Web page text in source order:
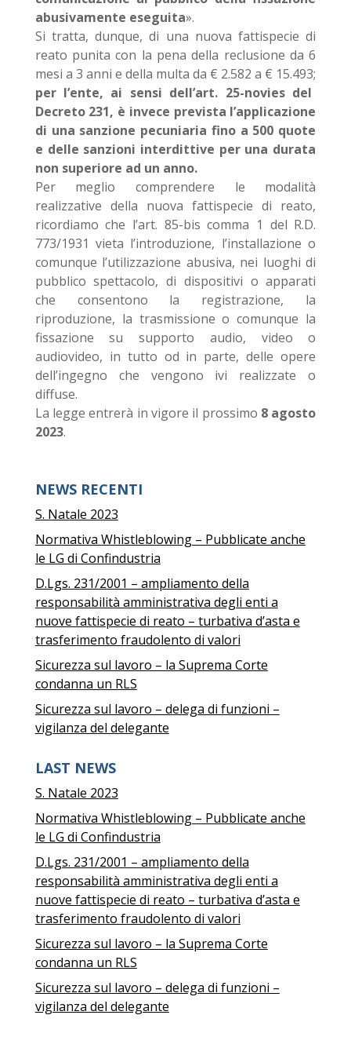
abusivamente eseguita».
Si tratta, dunque, di una nuova fattispecie di
reato punita con la pena della reclusione da 6
mesi a 3 anni e della multa da € 2.582 a € 15.493;
per l’ente, ai sensi dell’art. 25-novies del
Decreto 231, è invece prevista l’applicazione
di una sanzione pecuniaria fino a 500 quote
e delle sanzioni interdittive per una durata
non superiore ad un anno.
Per meglio comprendere le modalità
realizzative della nuova fattispecie di reato,
ricordiamo che l’art. 85-bis comma 1 del R.D.
773/1931 vieta l’introduzione, l’installazione o
comunque l’utilizzazione abusiva, nei luoghi di
pubblico spettacolo, di dispositivi o apparati
che consentono la registrazione, la
riproduzione, la trasmissione o comunque la
fissazione su supporto audio, video o
audiovideo, in tutto od in parte, delle opere
dell’ingegno che vengono ivi realizzate o
diffuse.
La legge entrerà in vigore il prossimo 8 agosto
2023.
NEWS RECENTI
S. Natale 2023
Normativa Whistleblowing – Pubblicate anche
le LG di Confindustria
D.Lgs. 231/2001 – ampliamento della
responsabilità amministrativa degli enti a
nuove fattispecie di reato – turbativa d’asta e
trasferimento fraudolento di valori
Sicurezza sul lavoro – la Suprema Corte
condanna un RLS
Sicurezza sul lavoro – delega di funzioni –
vigilanza del delegante
LAST NEWS
S. Natale 2023
Normativa Whistleblowing – Pubblicate anche
le LG di Confindustria
D.Lgs. 231/2001 – ampliamento della
responsabilità amministrativa degli enti a
nuove fattispecie di reato – turbativa d’asta e
trasferimento fraudolento di valori
Sicurezza sul lavoro – la Suprema Corte
condanna un RLS
Sicurezza sul lavoro – delega di funzioni –
vigilanza del delegante